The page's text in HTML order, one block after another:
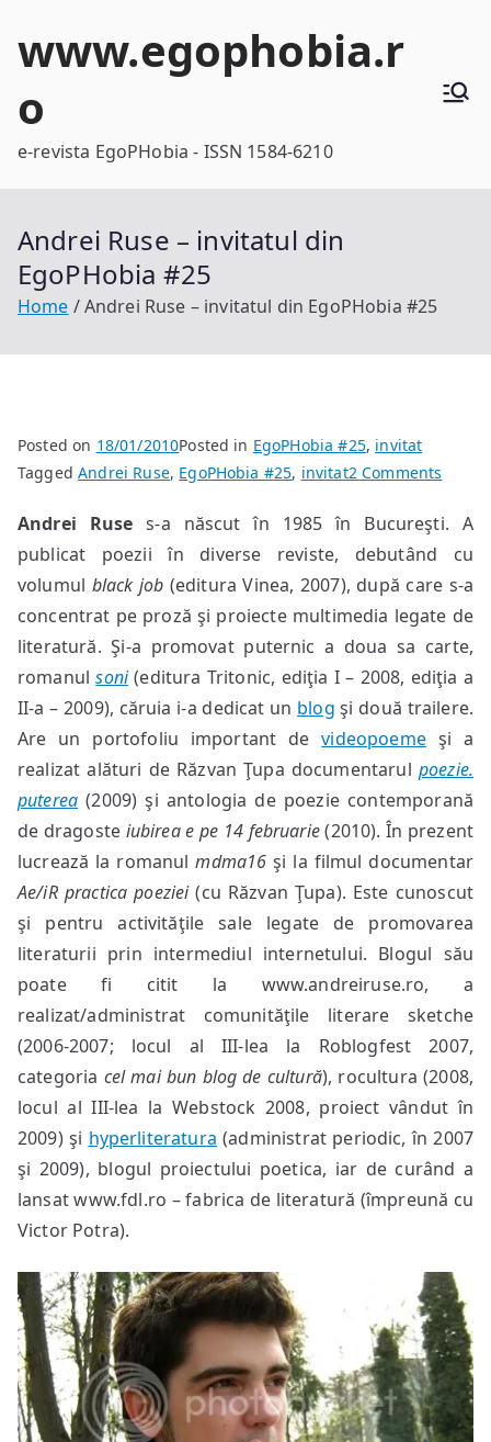
www.egophobia.r
o
e-revista EgoPHobia - ISSN 1584-6210
Andrei Ruse – invitatul din
EgoPHobia #25
Home Andrei Ruse – invitatul din EgoPHobia #25
Posted on 18/01/2010Posted in EgoPHobia #25, invitat
TaggedAndrei Ruse, EgoPHobia #25, invitat2 Comments
Ruse
din
Andrei Ruse s-a născut în 1985 în Bucureşti. A
publicat poezii în diverse reviste, debutând cu
volumul black job (editura Vinea, 2007), după care s-a
concentrat pe proză şi proiecte multimedia legate de
literatură. Şi-a promovat puternic a doua sa carte,
romanulsoni(editura Tritonic, ediţia I – 2008, ediţia a
II-a – 2009), căruia i-a dedicat un blog şi două trailere.
Are un portofoliu important devideopoemeşi a
realizat alături de Răzvan Ţupa documentarul poezie.
puterea (2009) şi antologia de poezie contemporană
de dragoste iubirea e pe 14 februarie(2010). În prezent
lucrează la romanulmdma16 şi la filmul documentar
Ae/iR practica poeziei(cu Răzvan Ţupa). Este cunoscut
şi pentru activităţile sale legate de promovarea
literaturii prin intermediul internetului. Blogul său
poate fi citit la www.andreiruse.ro, a
realizat/administrat comunităţile literare sketche
(2006-2007; locul al III-lea la Roblogfest 2007,
categoria cel mai bun blog de cultură), rocultura (2008,
locul al III-lea la Webstock 2008, proiect vândut în
2009) şi hyperliteratura (administrat periodic, în 2007
şi 2009), blogul proiectului poetica, iar de curând a
lansat www.fdl.ro – fabrica de literatură (împreună cu
Victor Potra).